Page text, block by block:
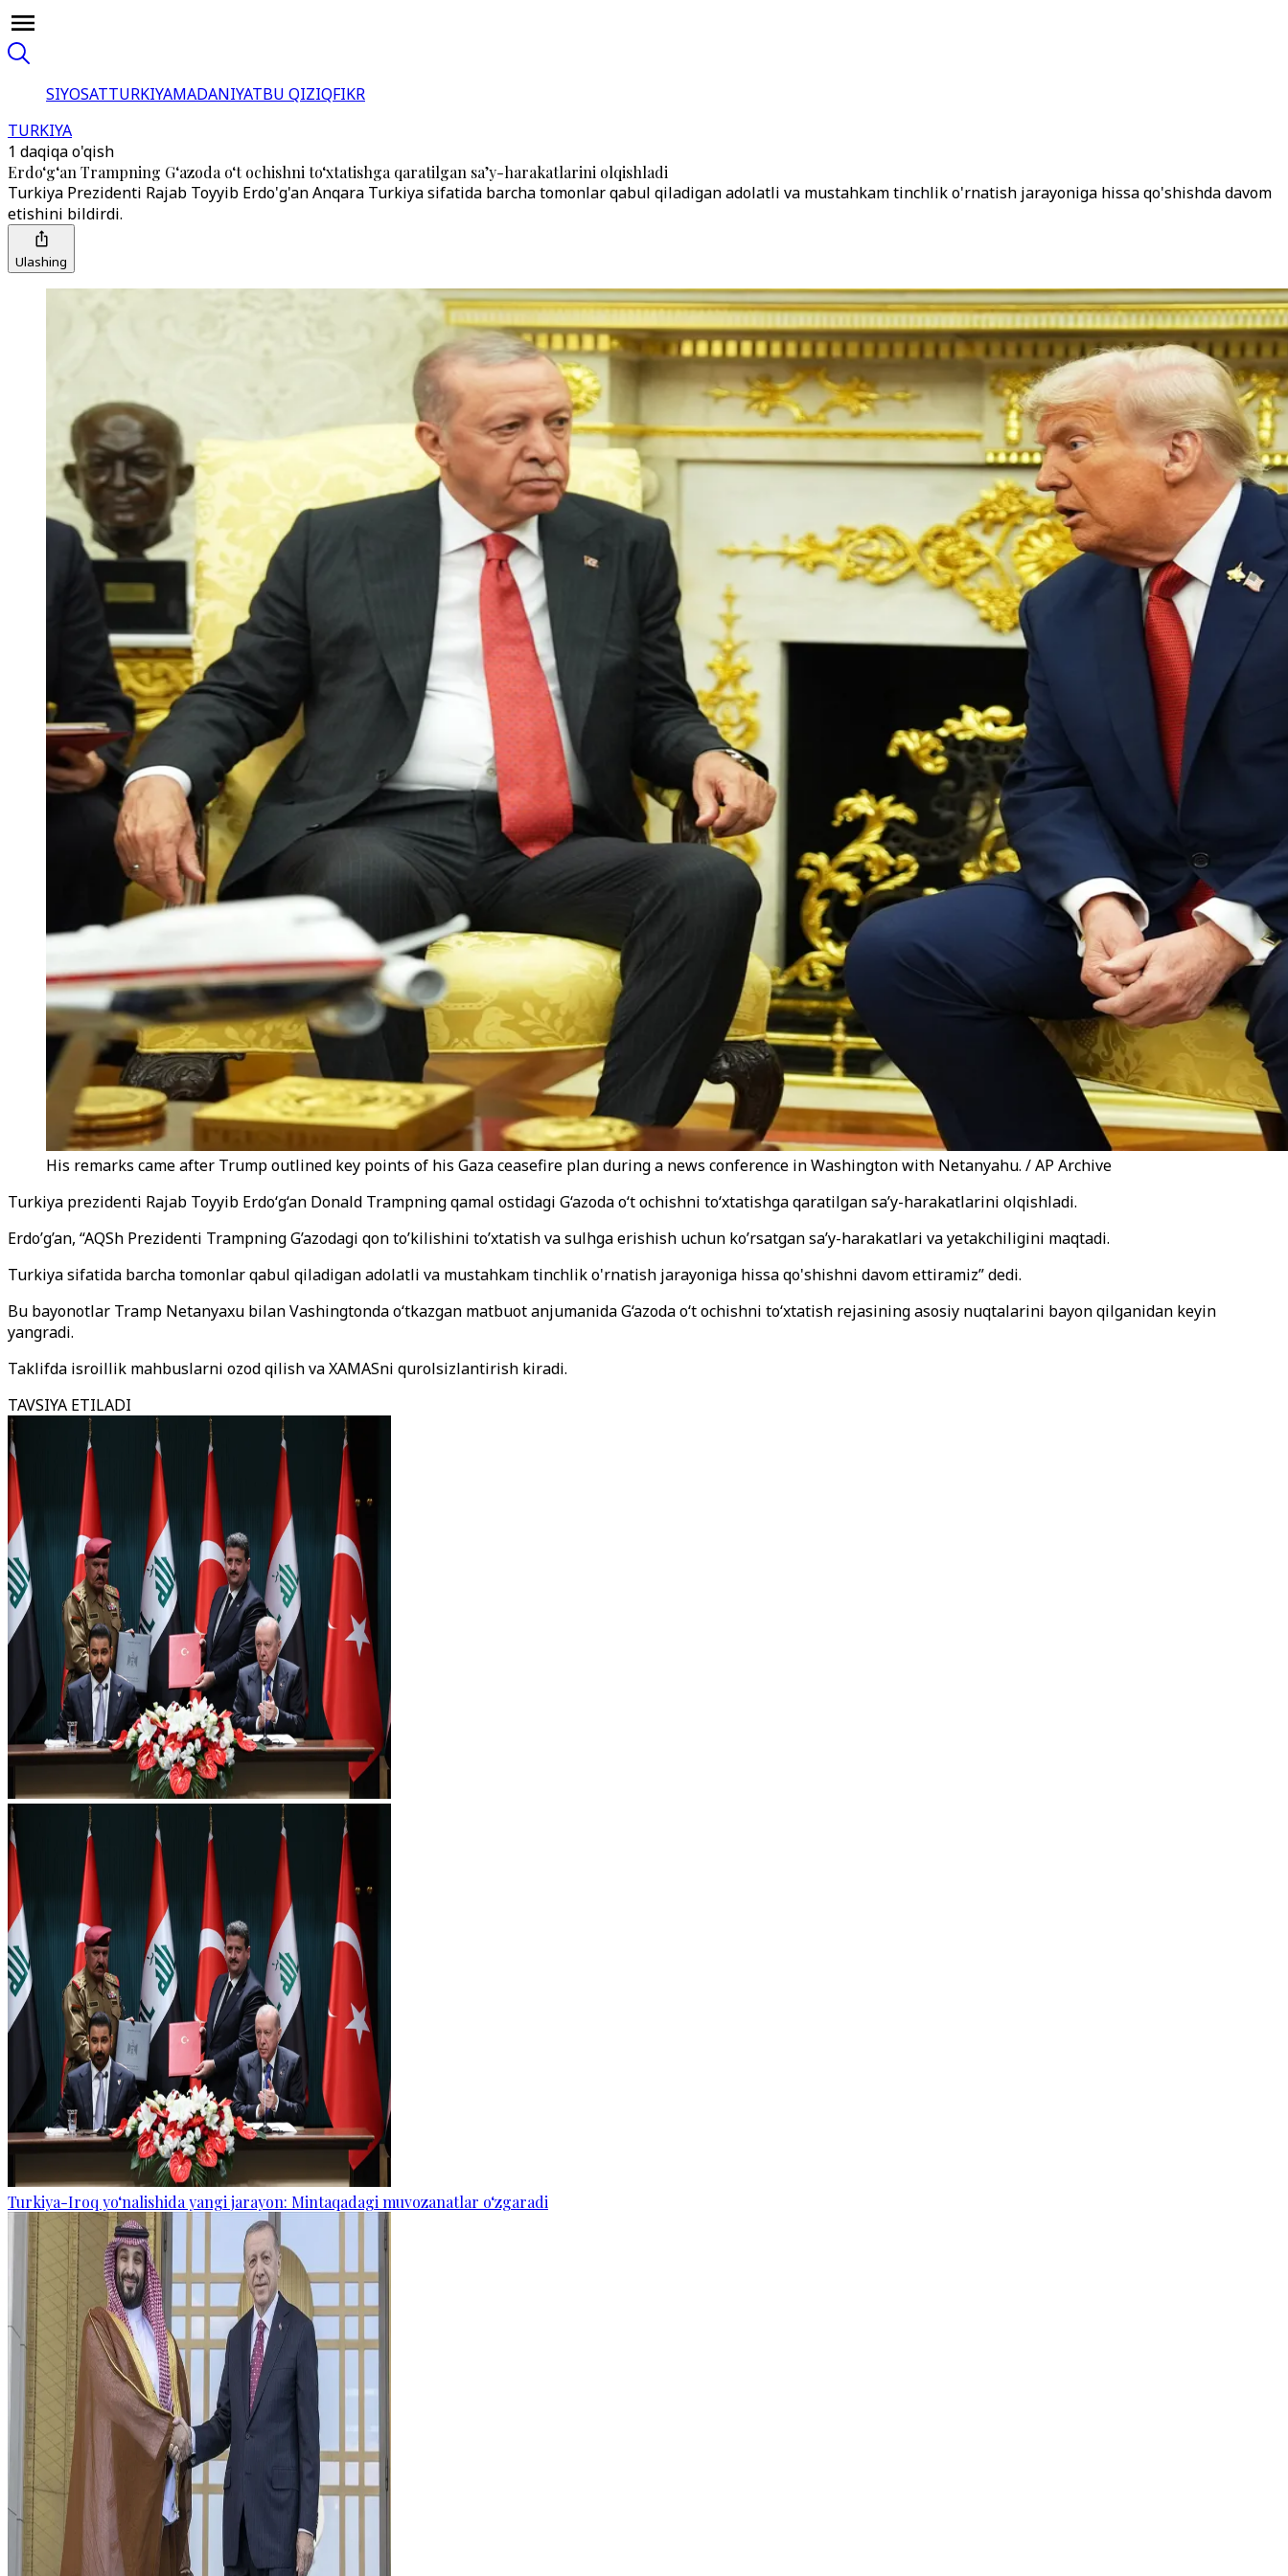
SIYOSATTURKIYAMADANIYATBU QIZIQFIKR
TURKIYA
1 daqiqa o'qish
Erdo‘g‘an Trampning G‘azoda o‘t ochishni to‘xtatishga qaratilgan sa’y-harakatlarini olqishladi
Turkiya Prezidenti Rajab Toyyib Erdo'g'an Anqara Turkiya sifatida barcha tomonlar qabul qiladigan adolatli va mustahkam tinchlik o'rnatish jarayoniga hissa qo'shishda davom
etishini bildirdi.
Ulashing
His remarks came after Trump outlined key points of his Gaza ceasefire plan during a news conference in Washington with Netanyahu. / AP Archive
Turkiya prezidenti Rajab Toyyib Erdo‘g‘an Donald Trampning qamal ostidagi G‘azoda o‘t ochishni to‘xtatishga qaratilgan sa’y-harakatlarini olqishladi.
Erdo’g’an, “AQSh Prezidenti Trampning G’azodagi qon to’kilishini to’xtatish va sulhga erishish uchun ko’rsatgan sa’y-harakatlari va yetakchiligini maqtadi.
Turkiya sifatida barcha tomonlar qabul qiladigan adolatli va mustahkam tinchlik o'rnatish jarayoniga hissa qo'shishni davom ettiramiz” dedi.
Bu bayonotlar Tramp Netanyaxu bilan Vashingtonda o‘tkazgan matbuot anjumanida G‘azoda o‘t ochishni to‘xtatish rejasining asosiy nuqtalarini bayon qilganidan keyin
yangradi.
Taklifda isroillik mahbuslarni ozod qilish va XAMASni qurolsizlantirish kiradi.
TAVSIYA ETILADI
Turkiya-Iroq yo‘nalishida yangi jarayon: Mintaqadagi muvozanatlar o‘zgaradi